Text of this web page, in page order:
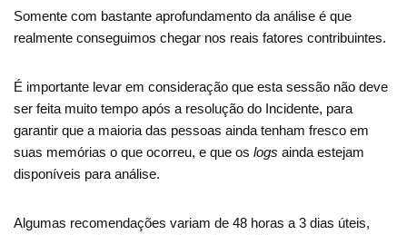
Somente com bastante aprofundamento da análise é que
realmente conseguimos chegar nos reais fatores contribuintes.
É importante levar em consideração que esta sessão não deve
ser feita muito tempo após a resolução do Incidente, para
garantir que a maioria das pessoas ainda tenham fresco em
suas memórias o que ocorreu, e que os logs ainda estejam
disponíveis para análise.
Algumas recomendações variam de 48 horas a 3 dias úteis,